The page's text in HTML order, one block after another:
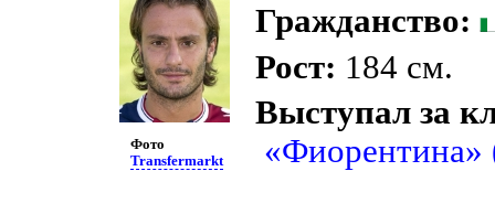
Фото
Transfermarkt
Гражданство:
Рост: 184 см.
Выступал за
«Фиорентина»